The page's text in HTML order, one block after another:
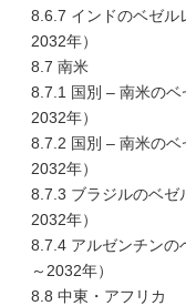
8.6.7 インドのベゼル
2032年）
8.7 南米
8.7.1 国別 – 南米のベ
2032年）
8.7.2 国別 – 南米のベ
2032年）
8.7.3 ブラジルのベゼ
2032年）
8.7.4 アルゼンチンの
～2032年）
8.8 中東・アフリカ